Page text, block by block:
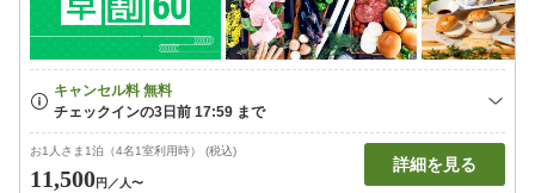
お1人さま1泊（4名1室利用時） (税込)
11,500円 ／人〜
詳細を見る